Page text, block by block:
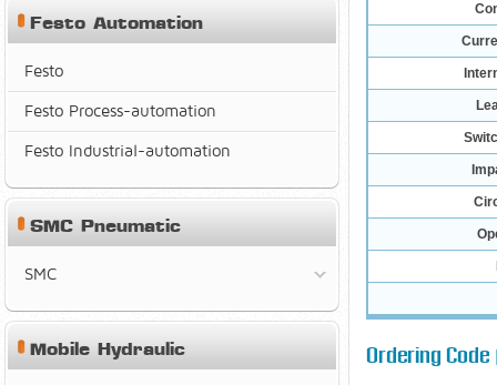
Ordering Code
Festo Automation
Festo
Festo Process-automation
Festo Industrial-automation
SMC Pneumatic
SMC
Mobile Hydraulic